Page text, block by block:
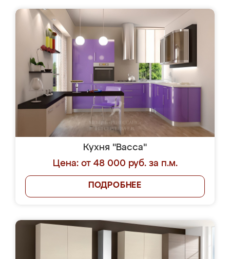
Кухня "Васса"
Цена: от 48 000 руб. за п.м.
ПОДРОБНЕЕ